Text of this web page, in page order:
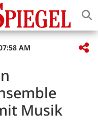
AM
Musik